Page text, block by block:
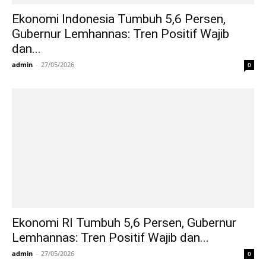
Ekonomi Indonesia Tumbuh 5,6 Persen,
Gubernur Lemhannas: Tren Positif Wajib
dan...
admin - 27/05/2026 0
Ekonomi RI Tumbuh 5,6 Persen, Gubernur
Lemhannas: Tren Positif Wajib dan...
admin - 27/05/2026 0